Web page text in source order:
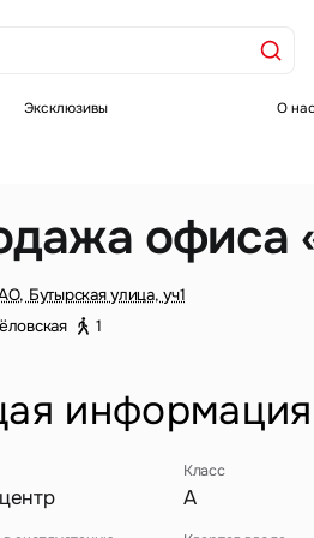
Эксклюзивы О нас
офиса
Бутырская улица, уч1
1
информация
Класс
A
поле